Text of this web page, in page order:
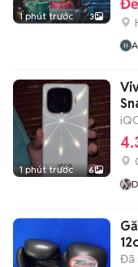
1 phút trước 3
1 phút trước 6
Đã